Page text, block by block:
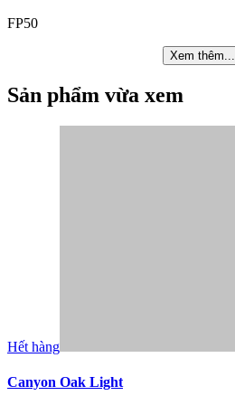
FP50
Xem thêm...
Sản phẩm vừa xem
Hết hàng
Canyon Oak Light